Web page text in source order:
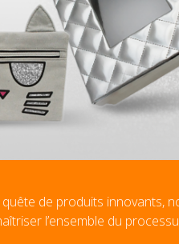
de produits innovants,
l’ensemble du